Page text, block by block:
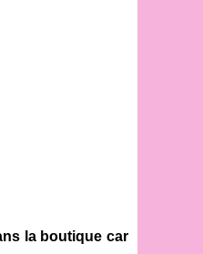
la boutique car